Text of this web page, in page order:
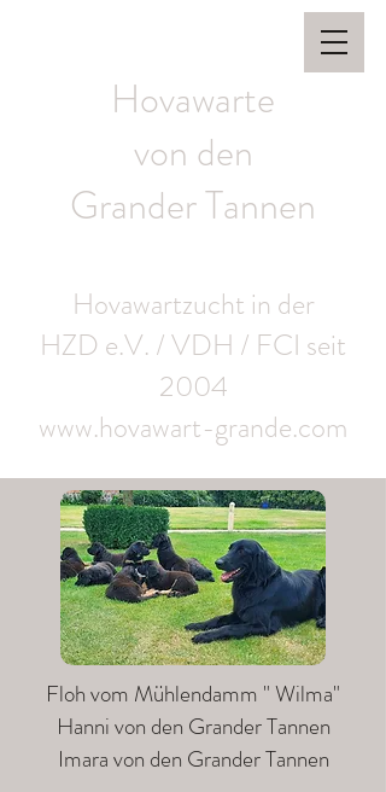
Hovawarte
von den
Grander Tannen
Hovawartzucht in der
HZD e.V. / VDH / FCI seit
2004
www.hovawart-grande.com
Floh vom Mühlendamm " Wilma"
Hanni von den Grander Tannen
Imara von den Grander Tannen